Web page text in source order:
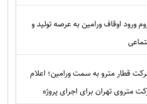
ورود اوقاف ورامین به عرصه تولید و
قطار مترو به سمت ورامین؛ اعلام
متروی تهران برای اجرای پروژه